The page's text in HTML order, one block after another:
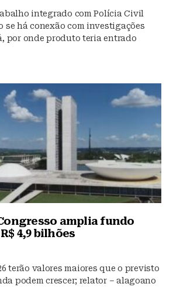
integrado com Polícia Civil
há conexão com investigações
por onde produto teria entrado
amplia fundo
4,9 bilhões
terão valores maiores que o previsto
podem crescer; relator – alagoano